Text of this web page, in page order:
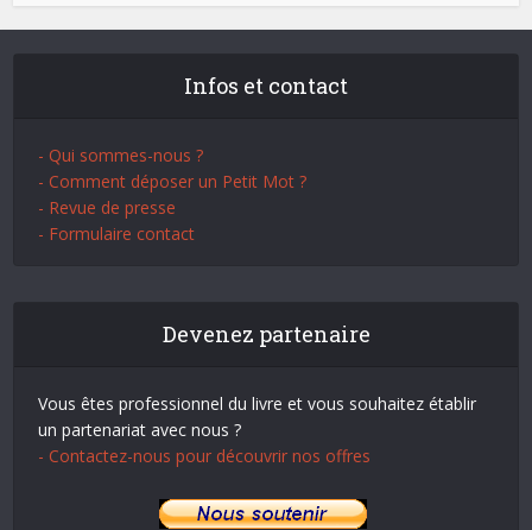
Infos et contact
- Qui sommes-nous ?
- Comment déposer un Petit Mot ?
- Revue de presse
- Formulaire contact
Devenez partenaire
Vous êtes professionnel du livre et vous souhaitez établir
un partenariat avec nous ?
- Contactez-nous pour découvrir nos offres